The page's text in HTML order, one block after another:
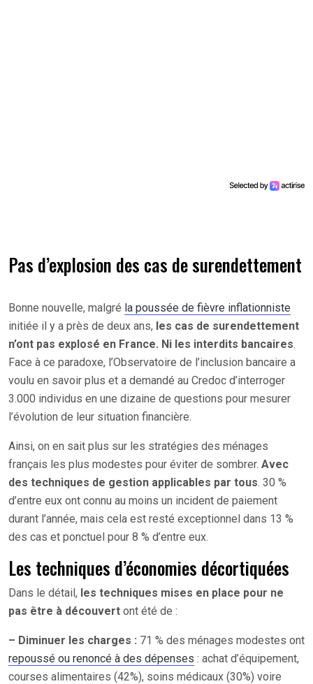
Pas d’explosion des cas de surendettement
Bonne nouvelle, malgré la poussée de fièvre inflationniste
initiée il y a près de deux ans, les cas de surendettement
n’ont pas explosé en France. Ni les interdits bancaires.
Face à ce paradoxe, l’Observatoire de l’inclusion bancaire a
voulu en savoir plus et a demandé au Credoc d’interroger
3.000 individus en une dizaine de questions pour mesurer
l’évolution de leur situation financière.
Ainsi, on en sait plus sur les stratégies des ménages
français les plus modestes pour éviter de sombrer. Avec
des techniques de gestion applicables par tous. 30 %
d’entre eux ont connu au moins un incident de paiement
durant l’année, mais cela est resté exceptionnel dans 13 %
des cas et ponctuel pour 8 % d’entre eux.
Les techniques d’économies décortiquées
Dans le détail, les techniques mises en place pour ne
pas être à découvert ont été de :
– Diminuer les charges : 71 % des ménages modestes ont
repoussé ou renoncé à des dépenses : achat d’équipement,
courses alimentaires (42%), soins médicaux (30%) voire